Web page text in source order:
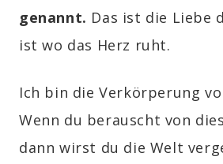
genannt. Das ist die Liebe
ist wo das Herz ruht.
Ich bin die Verkörperung
Wenn du berauscht von
dann wirst du die Welt